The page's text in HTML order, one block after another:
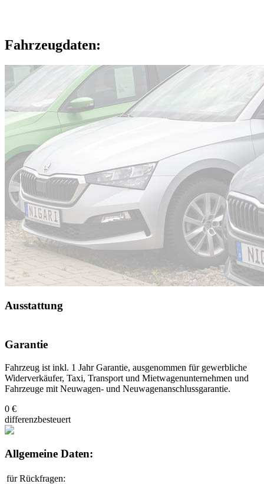
Fahrzeugdaten:
Ausstattung
Garantie
Fahrzeug ist inkl. 1 Jahr Garantie, ausgenommen für gewerbliche
Widerverkäufer, Taxi, Transport und Mietwagenunternehmen und
Fahrzeuge mit Neuwagen- und Neuwagenanschlussgarantie.
0 €
differenzbesteuert
Allgemeine Daten:
für Rückfragen: